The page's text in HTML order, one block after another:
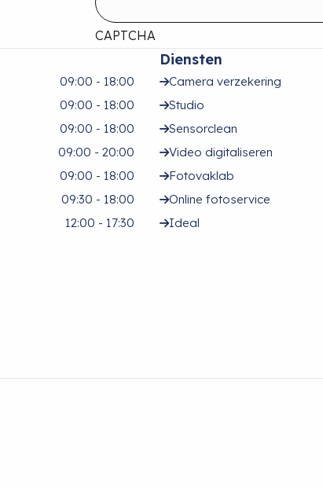
CAPTCHA
09:00 - 18:00
09:00 - 18:00
09:00 - 18:00
09:00 - 20:00
09:00 - 18:00
09:30 - 18:00
12:00 - 17:30
Diensten
Camera verzekering
Studio
Sensorclean
Video digitaliseren
Fotovaklab
Online fotoservice
Ideal